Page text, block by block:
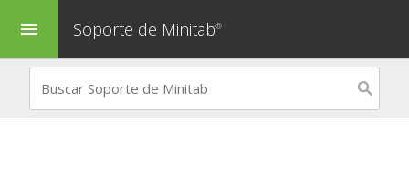
menu Soporte de Minitab®